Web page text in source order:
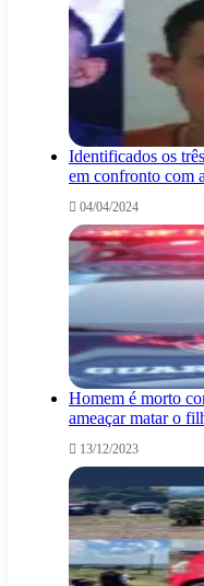
Identificados os
em confronto com
04/04/2024
Homem é morto
ameaçar matar o
13/12/2023